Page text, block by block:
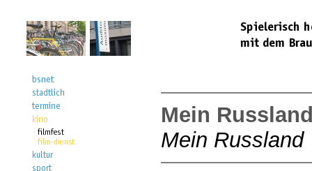
Mein
Mein Russland